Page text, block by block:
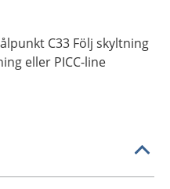
C33 Följ skyltning
eller PICC-line